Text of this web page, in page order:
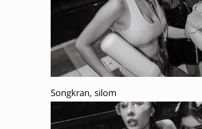
Songkran, silom